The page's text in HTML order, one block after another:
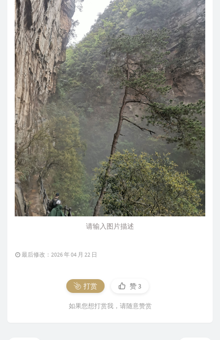
请输入图片描述
最后修改：2026 年 04 月 22 日
打赏 赞3
如果您想打赏我，请随意赞赏